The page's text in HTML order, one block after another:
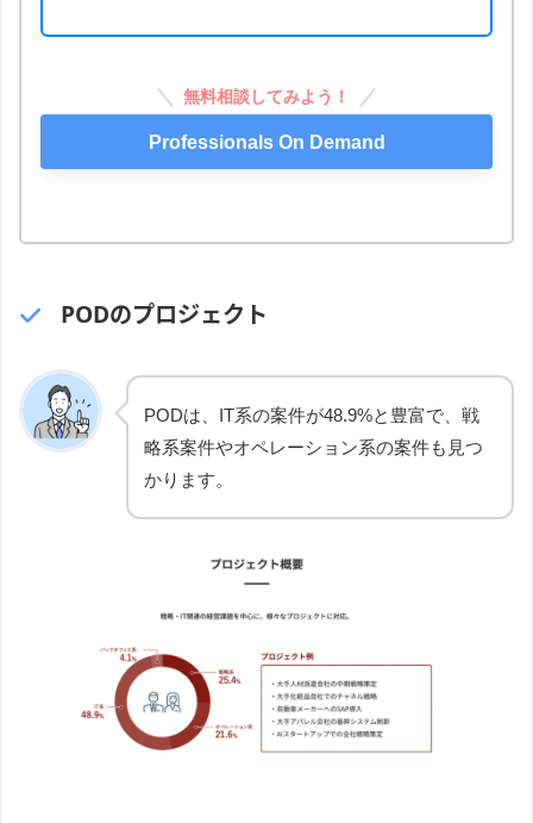
無料相談してみよう！
Professionals On Demand
PODのプロジェクト
PODは、IT系の案件が48.9%と豊富で、戦
略系案件やオペレーション系の案件も見つ
かります。